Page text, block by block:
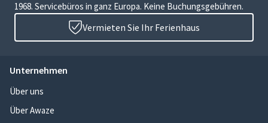
1968. Servicebüros in ganz Europa. Keine Buchungsgebühren.
Vermieten Sie Ihr Ferienhaus
Unternehmen
Über uns
Über Awaze